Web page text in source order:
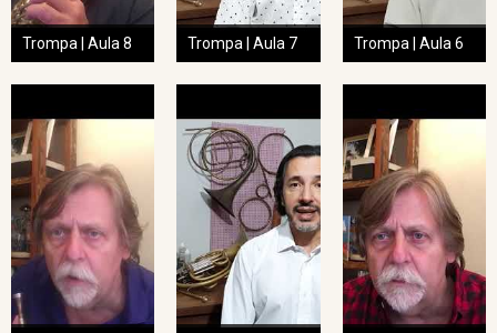
Trompa | Aula 8 Trompa | Aula 7 Trompa | Aula 6